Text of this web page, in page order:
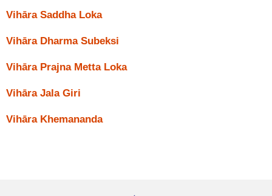
Vihāra Saddha Loka
Vihāra Dharma Subeksi
Vihāra Prajna Metta Loka
Vihāra Jala Giri
Vihāra Khemananda